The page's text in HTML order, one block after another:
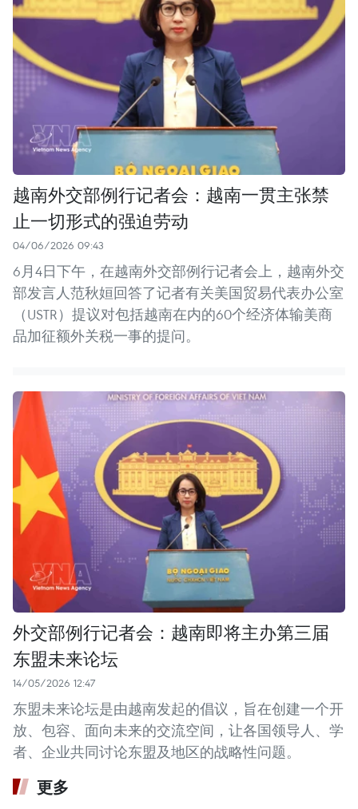
越南外交部例行记者会：越南一贯主张禁
止一切形式的强迫劳动
04/06/2026 09:43
6月4日下午，在越南外交部例行记者会上，越南外交
部发言人范秋姮回答了记者有关美国贸易代表办公室
（USTR）提议对包括越南在内的60个经济体输美商
品加征额外关税一事的提问。
外交部例行记者会：越南即将主办第三届
东盟未来论坛
14/05/2026 12:47
东盟未来论坛是由越南发起的倡议，旨在创建一个开
放、包容、面向未来的交流空间，让各国领导人、学
者、企业共同讨论东盟及地区的战略性问题。
更多